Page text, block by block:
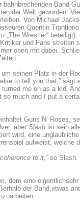
Band
der Welt geworden.
Von Michael
Quentin
„The Wrestler“
und Fans streiten
oben mit dabei.
seinen Platz in der
to tell you that,”
me on as a kid.
much and I put a
Guns N’ Roses,
aber Slash ist sein
wird, eine
aufweist, welche
to it,” so Slash.
dem eine
der Band,etwas